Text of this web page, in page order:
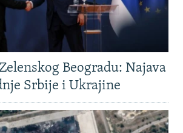
Beogradu: Najava
Srbije i Ukrajine